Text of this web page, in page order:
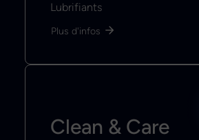
Lubrifiants
Plus d'infos
Clean & Care